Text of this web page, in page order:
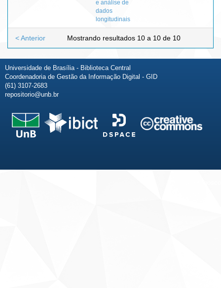
e análise de
dados
longitudinais
Mostrando resultados 10 a 10 de 10
< Anterior
Universidade de Brasília - Biblioteca Central
Coordenadoria de Gestão da Informação Digital - GID
(61) 3107-2683
repositorio@unb.br